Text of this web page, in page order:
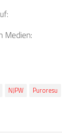
Medien:
NJPW Puroresu